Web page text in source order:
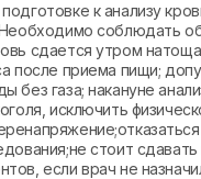
к анализу
соблюдать
сдается утром
после приема пищи;
без газа; накануне
исключить
стоит
если врач не